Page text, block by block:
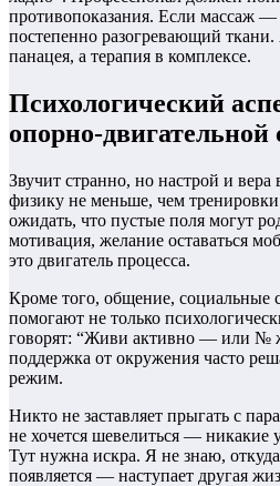
противопоказания. Если массаж
постепенно разогревающий
панацея, а терапия в комплексе.
Психологический
опорно-двигательной
Звучит странно, но настрой и
физику не меньше, чем
ожидать, что пустые поля могут
мотивация, желание оставаться
это двигатель процесса.
Кроме того, общение, социальные
помогают не только
говорят: “Живи активно — или №
поддержка от окружения часто
режим.
Никто не заставляет прыгать с
не хочется шевелиться — никакие
Тут нужна искра. Я не знаю,
появляется — наступает другая